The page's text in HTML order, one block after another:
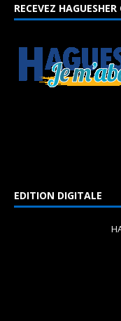
RECEVEZ
EDITION DIGITALE